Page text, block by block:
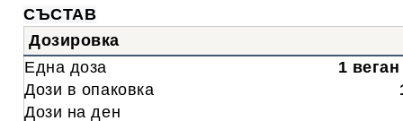
СЪСТАВ
Дозировка
Една доза
1
Дози в опаковка
Дози на ден